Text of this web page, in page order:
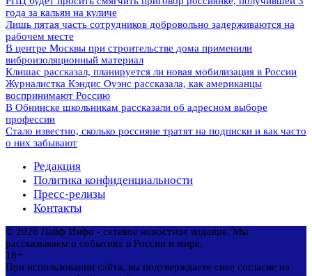
года за кальян на куличе
Лишь пятая часть сотрудников добровольно задерживаются на
рабочем месте
В центре Москвы при строительстве дома применили
виброизоляционный материал
Клишас рассказал, планируется ли новая мобилизация в России
Журналистка Кэндис Оуэнс рассказала, как американцы
воспринимают Россию
В Обнинске школьникам рассказали об адресном выборе
профессии
Стало известно, сколько россияне тратят на подписки и как часто
о них забывают
Редакция
Политика конфиденциальности
Пресс-релизы
Контакты
© 2026 Лайф Инфо - сетевое новостное издание. Мы
рассказываем о событиях в России и мире.
18+
При использовании сайта, вы подтверждаете свое согласие на